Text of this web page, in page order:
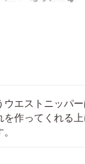
エストニッパ
を作ってくれる